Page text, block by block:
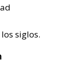
siglos.